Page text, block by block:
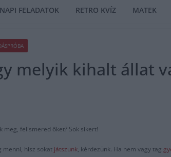
NAPI FELADATOK RETRO KVÍZ MATEK
melyik kihalt állat
felismered őket? Sok sikert!
menni, hisz sokat játszunk, kérdezünk. Ha nem vagy tag